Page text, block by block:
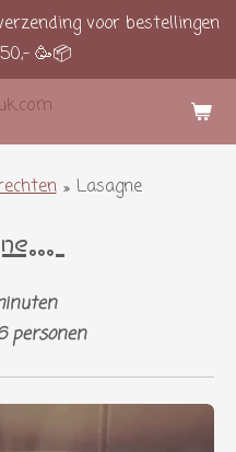
voor bestellingen
🥳📦
» Lasagne
personen